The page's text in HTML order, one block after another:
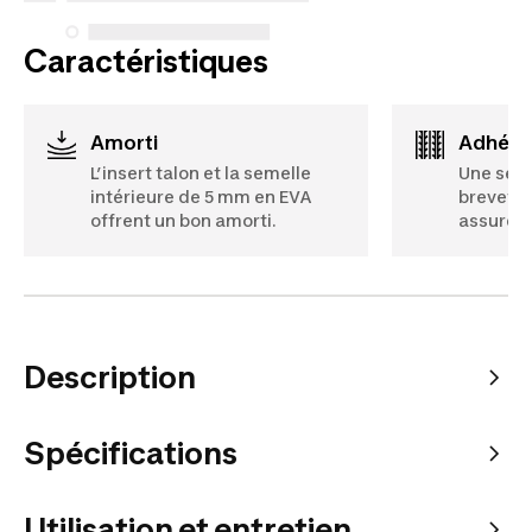
Caractéristiques
Amorti
L’insert talon et la semelle
intérieure de 5 mm en EVA
offrent un bon amorti.
Une
assure
Description
Spécifications